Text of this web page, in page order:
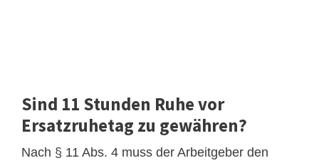
Sind 11 Stunden Ruhe vor
Ersatzruhetag zu gewähren?
Nach § 11 Abs. 4 muss der Arbeitgeber den